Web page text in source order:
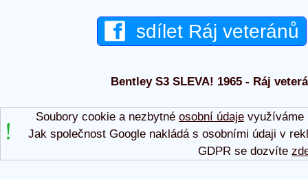
sdílet Ráj veteránů
Bentley S3 SLEVA! 1965 - Ráj
Soubory cookie a nezbytné osobní údajevyužíváme
Jak společnost Google nakládá s osobními údaji v
GDPR se dozvíte